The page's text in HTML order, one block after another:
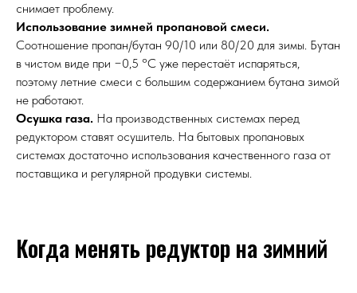
снимает проблему.
Использование зимней пропановой смеси.
Соотношение пропан/бутан 90/10 или 80/20 для зимы. Бутан
в чистом виде при −0,5 °C уже перестаёт испаряться,
поэтому летние смеси с большим содержанием бутана зимой
не работают.
Осушка газа. На производственных системах перед
редуктором ставят осушитель. На бытовых пропановых
системах достаточно использования качественного газа от
поставщика и регулярной продувки системы.
Когда менять редуктор на зимний